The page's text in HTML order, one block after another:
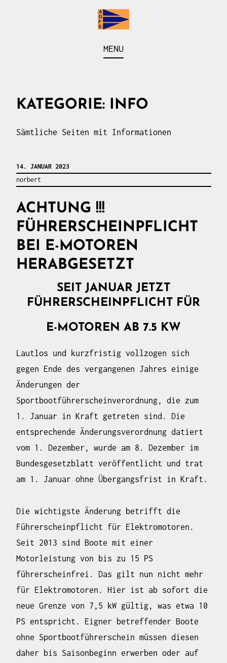
vom Baldeneysee
MENU
KATEGORIE: INFO
Sämtliche Seiten mit Informationen
14. JANUAR 2023
norbert
ACHTUNG !!!
FÜHRERSCHEINPFLICHT
BEI E-MOTOREN
HERABGESETZT
SEIT JANUAR JETZT
FÜHRERSCHEINPFLICHT FÜR
E-MOTOREN AB 7.5 KW
Lautlos und kurzfristig vollzogen sich
gegen Ende des vergangenen Jahres einige
Änderungen der
Sportbootführerscheinverordnung, die zum
1. Januar in Kraft getreten sind. Die
entsprechende Änderungsverordnung datiert
vom 1. Dezember, wurde am 8. Dezember im
Bundesgesetzblatt veröffentlicht und trat
am 1. Januar ohne Übergangsfrist in Kraft.
Die wichtigste Änderung betrifft die
Führerscheinpflicht für Elektromotoren.
Seit 2013 sind Boote mit einer
Motorleistung von bis zu 15 PS
führerscheinfrei. Das gilt nun nicht mehr
für Elektromotoren. Hier ist ab sofort die
neue Grenze von 7,5 kW gültig, was etwa 10
PS entspricht. Eigner betreffender Boote
ohne Sportbootführerschein müssen diesen
daher bis Saisonbeginn erwerben oder auf